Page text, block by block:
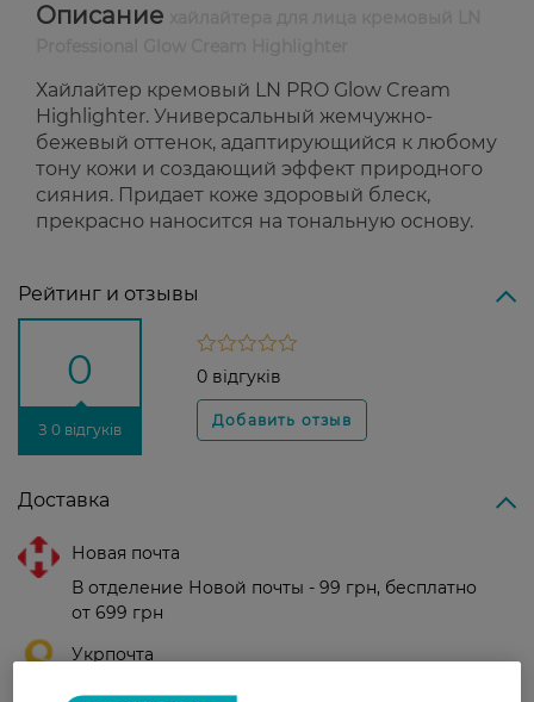
Описание
Хайлайтер кремовый LN PRO Glow Cream
Highlighter. Универсальный жемчужно-
бежевый оттенок, адаптирующийся к любому
тону кожи и создающий эффект природного
сияния. Придает коже здоровый блеск,
прекрасно наносится на тональную основу.
Рейтинг и отзывы
0
З 0 відгуків
0 відгуків
Доставка
Новая почта
В отделение Новой почты - 99 грн, бесплатно
от 699 грн
Укрпочта